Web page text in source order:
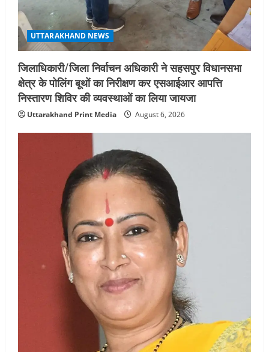
UTTARAKHAND NEWS
जिलाधिकारी/जिला निर्वाचन अधिकारी ने सहसपुर विधानसभा
क्षेत्र के पोलिंग बूथों का निरीक्षण कर एसआईआर आपत्ति
निस्तारण शिविर की व्यवस्थाओं का लिया जायजा
Uttarakhand Print Media August 6, 2026